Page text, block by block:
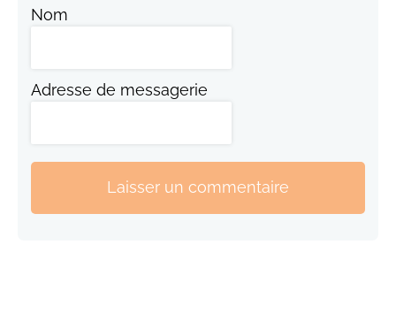
Nom
Adresse de messagerie
Laisser un commentaire